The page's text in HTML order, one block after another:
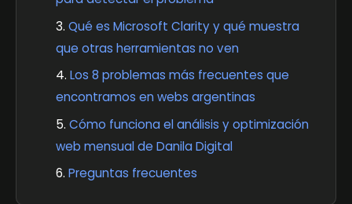
Qué es Microsoft Clarity y qué muestra
que otras herramientas no ven
Los 8 problemas más frecuentes que
encontramos en webs argentinas
Cómo funciona el análisis y optimización
web mensual de Danila Digital
Preguntas frecuentes